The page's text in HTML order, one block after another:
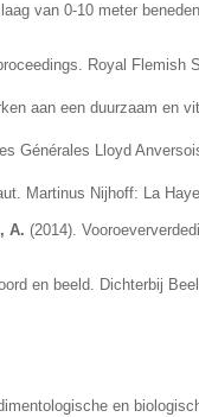
van 0-10 meter
Royal
aan een duurzaam en
Générales Lloyd
Martinus Nijhoff: La
A. (2014).
en beeld. Dichterbij
en